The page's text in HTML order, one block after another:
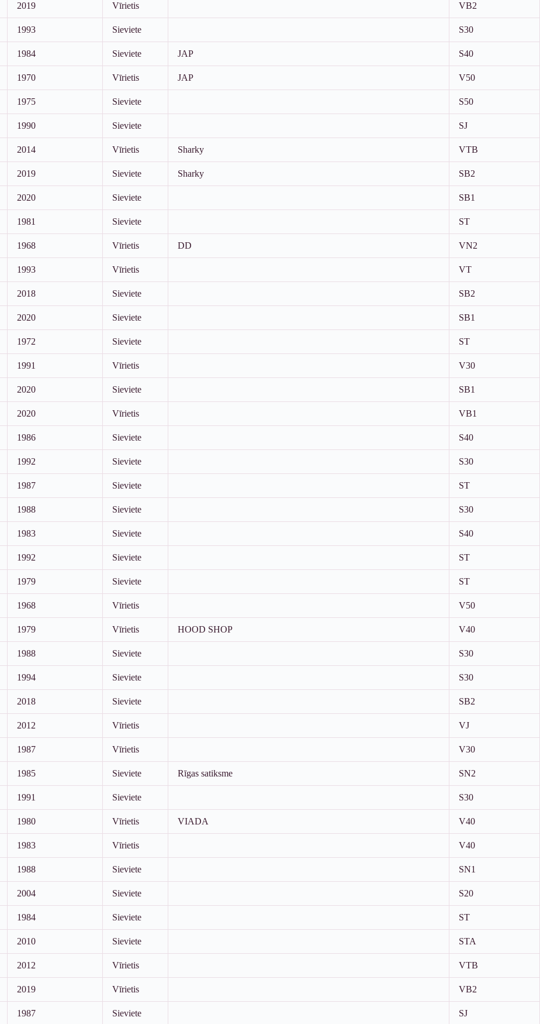
2019 Vīrietis VB2
1993 Sieviete S30
1984 Sieviete JAP S40
1970 Vīrietis JAP V50
1975 Sieviete S50
1990 Sieviete SJ
2014 Vīrietis Sharky VTB
2019 Sieviete Sharky SB2
2020 Sieviete SB1
1981 Sieviete ST
1968 Vīrietis DD VN2
1993 Vīrietis VT
2018 Sieviete SB2
2020 Sieviete SB1
1972 Sieviete ST
1991 Vīrietis V30
2020 Sieviete SB1
2020 Vīrietis VB1
1986 Sieviete S40
1992 Sieviete S30
1987 Sieviete ST
1988 Sieviete S30
1983 Sieviete S40
1992 Sieviete ST
1979 Sieviete ST
1968 Vīrietis V50
1979 Vīrietis HOOD SHOP V40
1988 Sieviete S30
1994 Sieviete S30
2018 Sieviete SB2
2012 Vīrietis VJ
1987 Vīrietis V30
1985 Sieviete Rīgas satiksme SN2
1991 Sieviete S30
1980 Vīrietis VIADA V40
1983 Vīrietis V40
1988 Sieviete SN1
2004 Sieviete S20
1984 Sieviete ST
2010 Sieviete STA
2012 Vīrietis VTB
2019 Vīrietis VB2
1987 Sieviete SJ